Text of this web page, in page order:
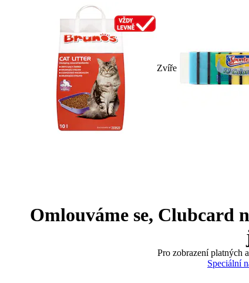
Zvíře
Omlouváme se, Clubcard
Pro zobrazení platných
Speciální